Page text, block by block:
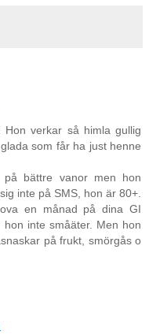
verkar så himla gullig
som får ha just henne
bättre vanor men hon
inte på SMS, hon är 80+.
en månad på dina GI
inte småäter. Men hon
på frukt, smörgås o